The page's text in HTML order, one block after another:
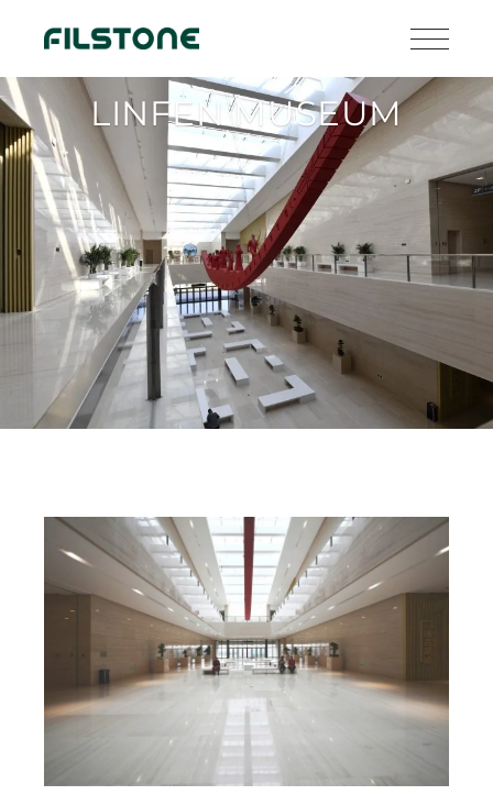
LINFEN MUSEUM